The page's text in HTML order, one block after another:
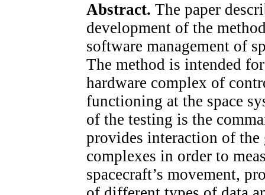
Abstract. The paper
development of the
software management of
The method is intended
hardware complex of
functioning at the space
of the testing is the
provides interaction of
complexes in order to
spacecraft’s movement,